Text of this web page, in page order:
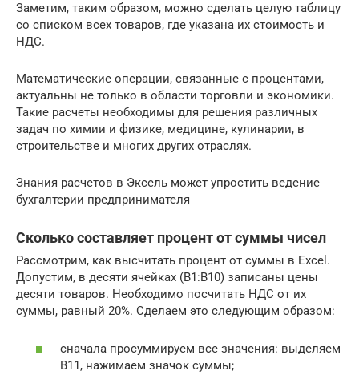
Заметим, таким образом, можно сделать целую таблицу
со списком всех товаров, где указана их стоимость и
НДС.
Математические операции, связанные с процентами,
актуальны не только в области торговли и экономики.
Такие расчеты необходимы для решения различных
задач по химии и физике, медицине, кулинарии, в
строительстве и многих других отраслях.
Знания расчетов в Эксель может упростить ведение
бухгалтерии предпринимателя
Сколько составляет процент от суммы чисел
Рассмотрим, как высчитать процент от суммы в Excel.
Допустим, в десяти ячейках (В1:В10) записаны цены
десяти товаров. Необходимо посчитать НДС от их
суммы, равный 20%. Сделаем это следующим образом:
сначала просуммируем все значения: выделяем
В11, нажимаем значок суммы;